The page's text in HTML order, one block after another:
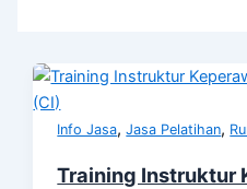
Info Jasa,Jasa Pelatihan,
Training Instruktur